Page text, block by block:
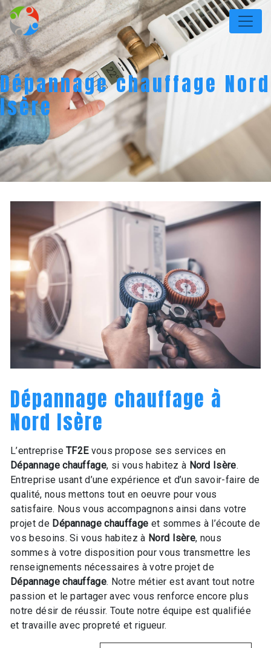
Panneau de gestion des cookies
Dépannage chauffage Nord
Isère
Dépannage chauffage à
Nord Isère
L’entrepriseTF2Evous propose ses services en
Dépannage chauffage, si vous habitez à Nord Isère.
Entreprise usant d’une expérience et d’un savoir-faire de
qualité, nous mettons tout en oeuvre pour vous
satisfaire. Nous vous accompagnons ainsi dans votre
projet de Dépannage chauffage et sommes à l’écoute de
vos besoins. Si vous habitez à Nord Isère, nous
sommes à votre disposition pour vous transmettre les
renseignements nécessaires à votre projet de
Dépannage chauffage. Notre métier est avant tout notre
passion et le partager avec vous renforce encore plus
notre désir de réussir. Toute notre équipe est qualifiée
et travaille avec propreté et rigueur.